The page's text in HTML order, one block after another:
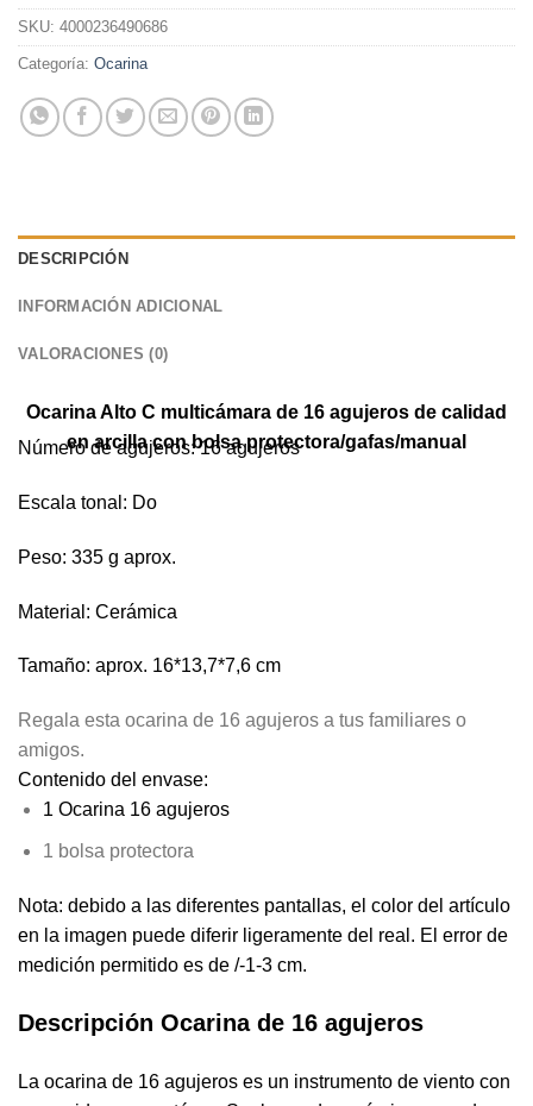
SKU: 4000236490686
Categoría: Ocarina
DESCRIPCIÓN
INFORMACIÓN ADICIONAL
VALORACIONES (0)
Ocarina Alto C multicámara de 16 agujeros de calidad
en arcilla con bolsa protectora/gafas/manual
Número de agujeros: 16 agujeros
Escala tonal: Do
Peso: 335 g aprox.
Material: Cerámica
Tamaño: aprox. 16*13,7*7,6 cm
Regala esta ocarina de 16 agujeros a tus familiares o
amigos.
Contenido del envase:
1 Ocarina 16 agujeros
1 bolsa protectora
Nota: debido a las diferentes pantallas, el color del artículo
en la imagen puede diferir ligeramente del real. El error de
medición permitido es de /-1-3 cm.
Descripción Ocarina de 16 agujeros
La ocarina de 16 agujeros es un instrumento de viento con